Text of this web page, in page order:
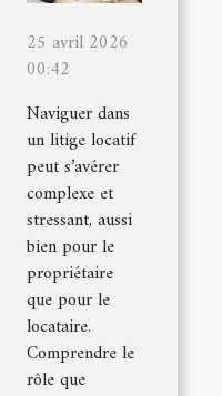
25 avril 2026
00:42
Naviguer dans
un litige locatif
peut s’avérer
complexe et
stressant, aussi
bien pour le
propriétaire
que pour le
locataire.
Comprendre le
rôle que